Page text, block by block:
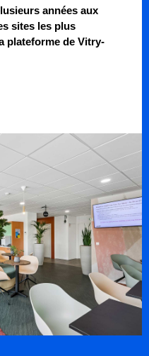
années aux
sites les plus
plateforme de Vitry-